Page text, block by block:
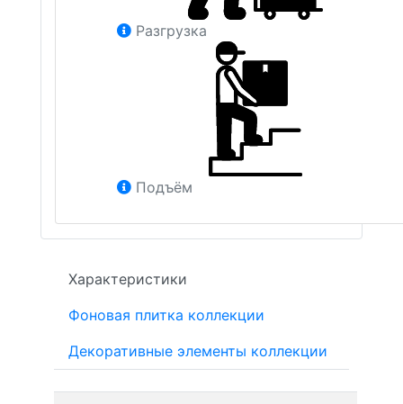
Разгрузка
Подъём
Характеристики
Фоновая плитка коллекции
Декоративные элементы коллекции